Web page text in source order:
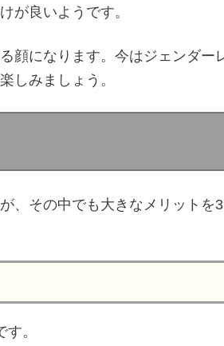
が良いようです。
顔になります。今はジェンダー
しみましょう。
、その中でも大きなメリットを
す。